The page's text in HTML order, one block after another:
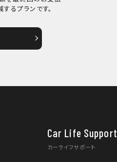
るプランです。
Car Life Support
カーライフサポート